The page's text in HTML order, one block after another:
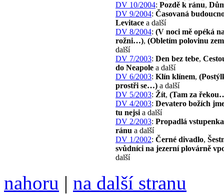
DV 10/2004: Pozdě k ránu,
DV 9/2004: Časovaná
Levitace a další
DV 8/2004: (V noci mě opéká
rožni…), (Obletím polovinu
další
DV 7/2003: Den bez tebe,
do Neapole a další
DV 6/2003: Klín klínem,
prostři se…) a další
DV 5/2003: Žít, (Tam za
DV 4/2003: Devatero božích
tu nejsi a další
DV 2/2003: Propadlá vstupenka
ránu a další
DV 1/2002: Černé divadlo,
svůdníci na jezerní plovárně
další
nahoru | na další stranu